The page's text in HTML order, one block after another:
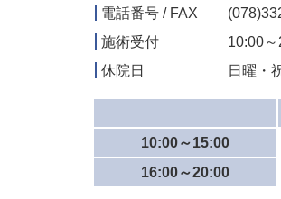
電話番号 / FAX
施術受付
10:00～
休院日
日曜・
10:00～15:00
16:00～20:00